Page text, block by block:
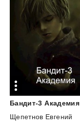
Бандит-3 Академия
Щепетнов Евгений